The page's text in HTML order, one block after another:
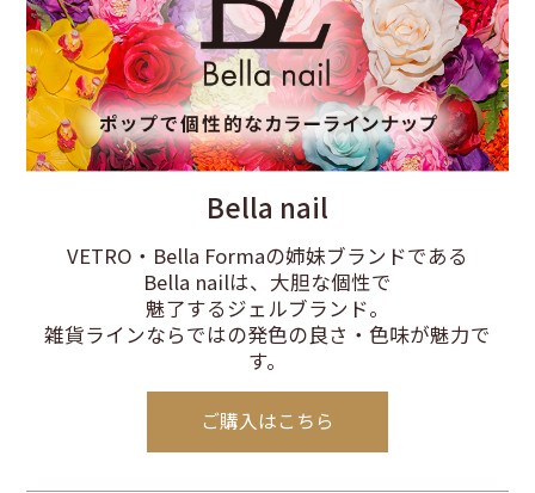
Bella nail
VETRO・Bella Formaの姉妹ブランドである
Bella nailは、大胆な個性で
魅了するジェルブランド。
雑貨ラインならではの発色の良さ・色味が魅力で
す。
ご購入はこちら